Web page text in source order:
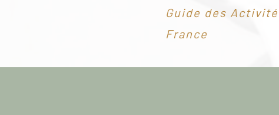
Guide des
France